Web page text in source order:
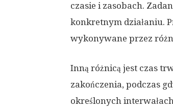
czasie i zasobach.
konkretnym działaniu.
wykonywane przez
Inną różnicą jest czas
zakończenia, podczas
określonych